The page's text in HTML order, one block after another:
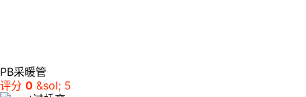
PB采暖管
评分 0 &sol; 5